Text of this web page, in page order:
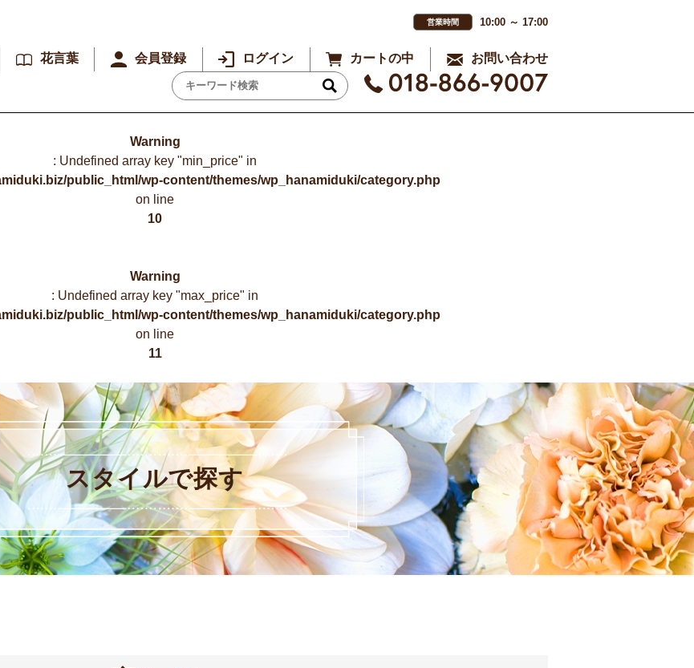
営業時間 10:00 ～ 17:00
花言葉 会員登録 ログイン カートの中 お問い合わせ
Warning
: Undefined array key "min_price" in
public_html/wp-content/themes/wp_hanamiduki/category.php
on line
10
Warning
: Undefined array key "max_price" in
public_html/wp-content/themes/wp_hanamiduki/category.php
on line
11
スタイルで探す